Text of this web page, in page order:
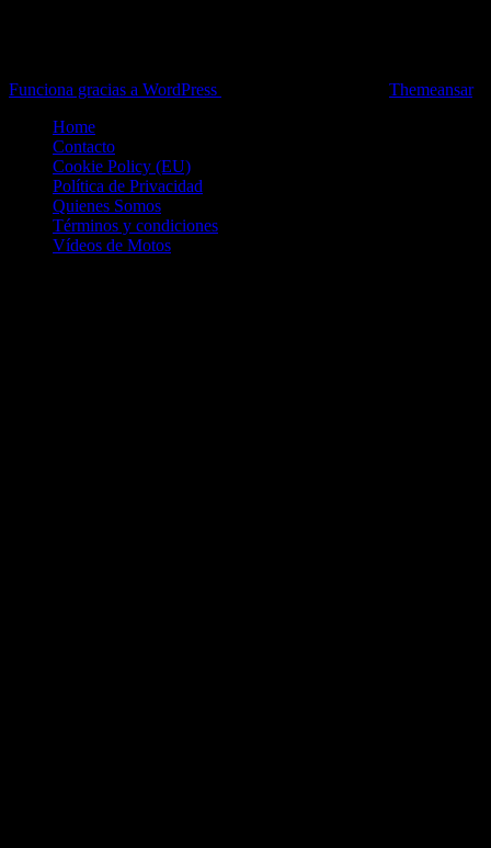
Funciona gracias a WordPress
Themeansar.
Home
Contacto
Cookie Policy (EU)
Política de Privacidad
Quienes Somos
Términos y condiciones
Vídeos de Motos